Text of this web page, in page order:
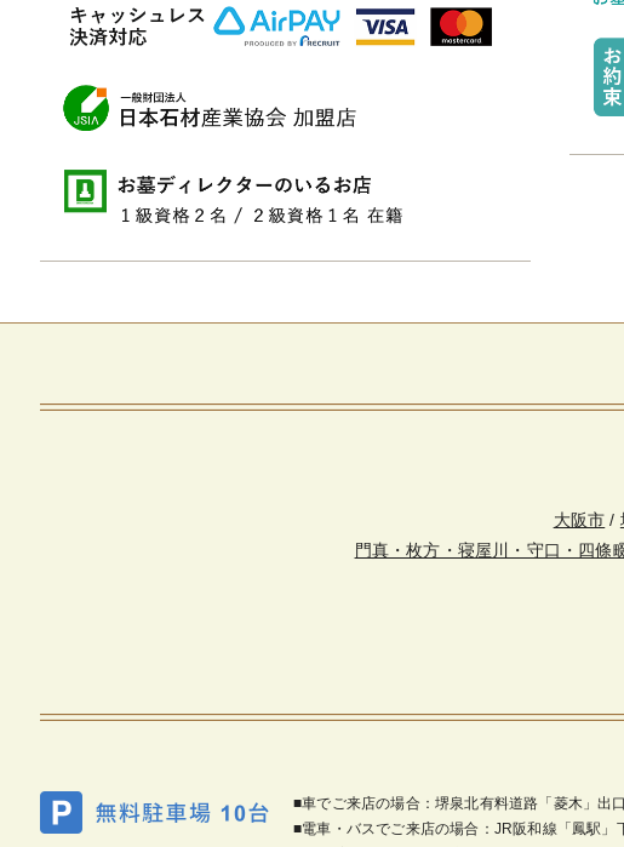
大阪市 /
門真・枚方・寝屋川・守口・四條
■車でご来店の場合：堺泉北有料道路「菱木」出
■電車・バスでご来店の場合：JR阪和線「鳳駅